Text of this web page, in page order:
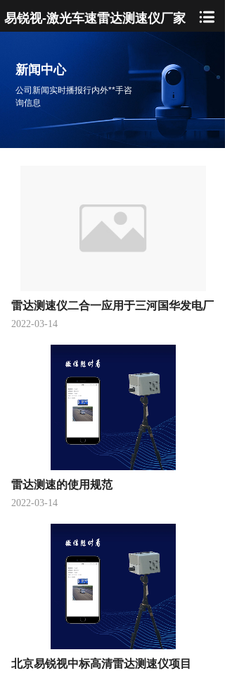
易锐视-激光车速雷达测速仪厂家
新闻中心
公司新闻实时播报行内外**手咨
询信息
雷达测速仪二合一应用于三河国华发电厂
2022-03-14
雷达测速的使用规范
2022-03-14
北京易锐视中标高清雷达测速仪项目